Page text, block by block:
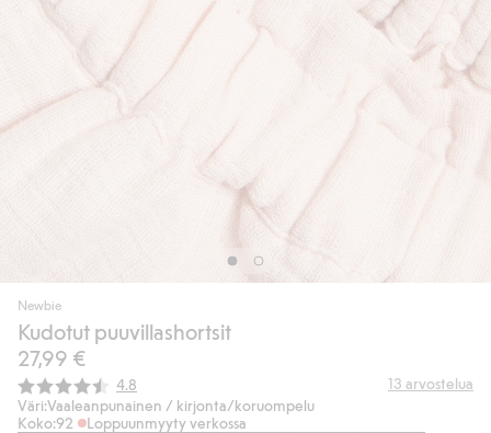
Newbie
Kudotut puuvillashortsit
27,99 €
Keskimääräinen luokitus:
4.8 13 arvostelua
Väri:Vaaleanpunainen / kirjonta/koruompelu
Koko:92 Loppuunmyyty verkossa